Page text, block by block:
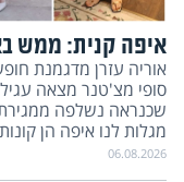
איפה קנית: ממש
אוריה עזרן מדגמנת
סופי מצ'טנר מצאה
שכנראה נשלפה
מגלות לנו איפה הן קונות
06.08.2026